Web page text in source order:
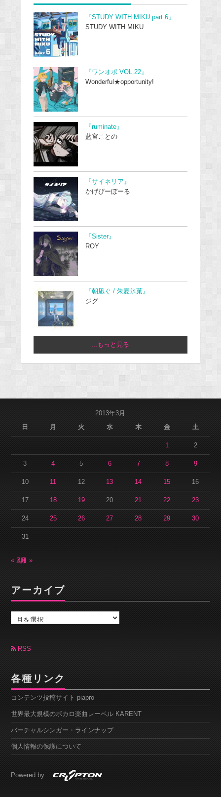
『STUDY WITH MIKU part 6』
STUDY WITH MIKU
『ワンオポ VOL.22』
Wonderful★opportunity!
『ruminate』
藍宮ことの
『サイネリア』
かげぴーぼーる
『Sister』
ROY
『朝凪ぐ / 朱夏氷菓』
ジグ
...もっと見る
2013年3月
日
月 火 水 木 金 土
1 2
3 4 5 6 7 8 9
10 11 12 13 14 15 16
17 18 19 20 21 22 23
24 25 26 27 28 29 30
31
« 2月4月 »
アーカイブ
カ
ブ RSS
各種リンク
コンテンツ投稿サイト piapro
世界最大規模のボカロ楽曲レーベル KARENT
バーチャルシンガー・ラインナップ
個人情報の保護について
Powered by